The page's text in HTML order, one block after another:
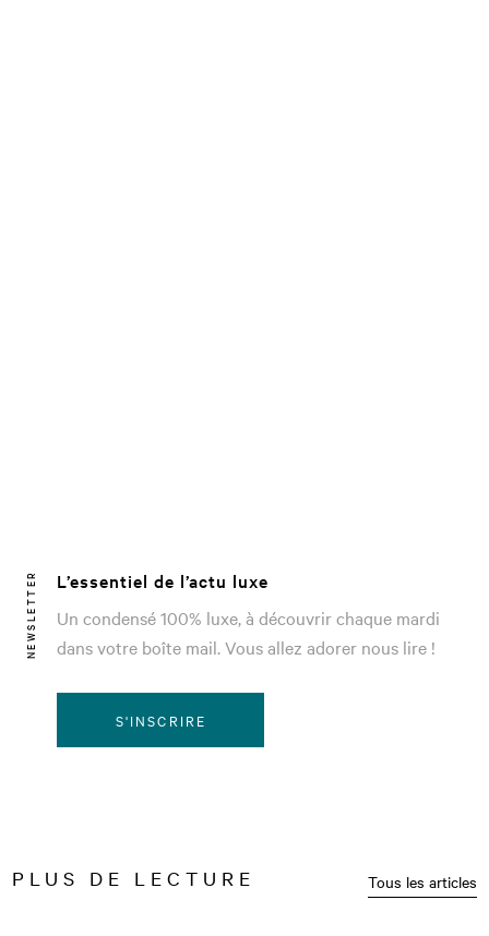
NEWSLETTER
L’essentiel de l’actu luxe
Un condensé 100% luxe, à découvrir chaque mardi
dans votre boîte mail. Vous allez adorer nous lire !
S'INSCRIRE
PLUS DE LECTURE Tous les articles